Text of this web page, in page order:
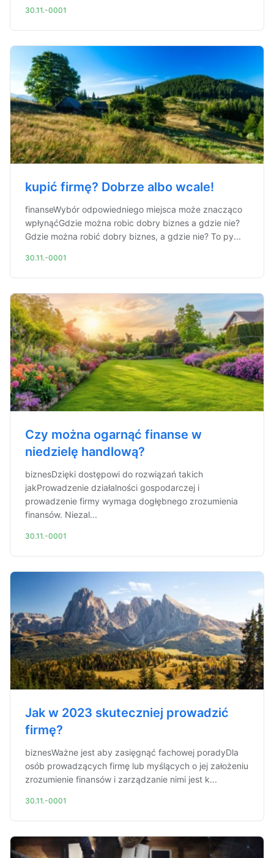
30.11.-0001
kupić firmę? Dobrze albo wcale!
finanseWybór odpowiedniego miejsca może znacząco
wpłynąćGdzie można robic dobry biznes a gdzie nie?
Gdzie można robić dobry biznes, a gdzie nie? To py...
30.11.-0001
Czy można ogarnąć finanse w
niedzielę handlową?
biznesDzięki dostępowi do rozwiązań takich
jakProwadzenie działalności gospodarczej i
prowadzenie firmy wymaga dogłębnego zrozumienia
finansów. Niezal...
30.11.-0001
Jak w 2023 skuteczniej prowadzić
firmę?
biznesWażne jest aby zasięgnąć fachowej poradyDla
osób prowadzących firmę lub myślących o jej założeniu
zrozumienie finansów i zarządzanie nimi jest k...
30.11.-0001